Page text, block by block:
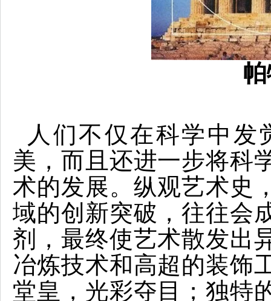
人们不仅在科学中发
美，而且还进一步将科
术的发展。纵观艺术史
域的创新突破，往往会
剂，最终使艺术散发出
冶炼技术和高超的装饰
堂皇，光彩夺目；独特